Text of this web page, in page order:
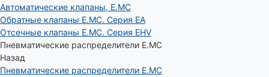
Автоматические клапаны, Е.МС
Обратные клапаны E.MC. Серия EA
Отсечные клапаны E.MC. Серия EHV
Пневматические распределители E.MC
Назад
Пневматические распределители E.MC